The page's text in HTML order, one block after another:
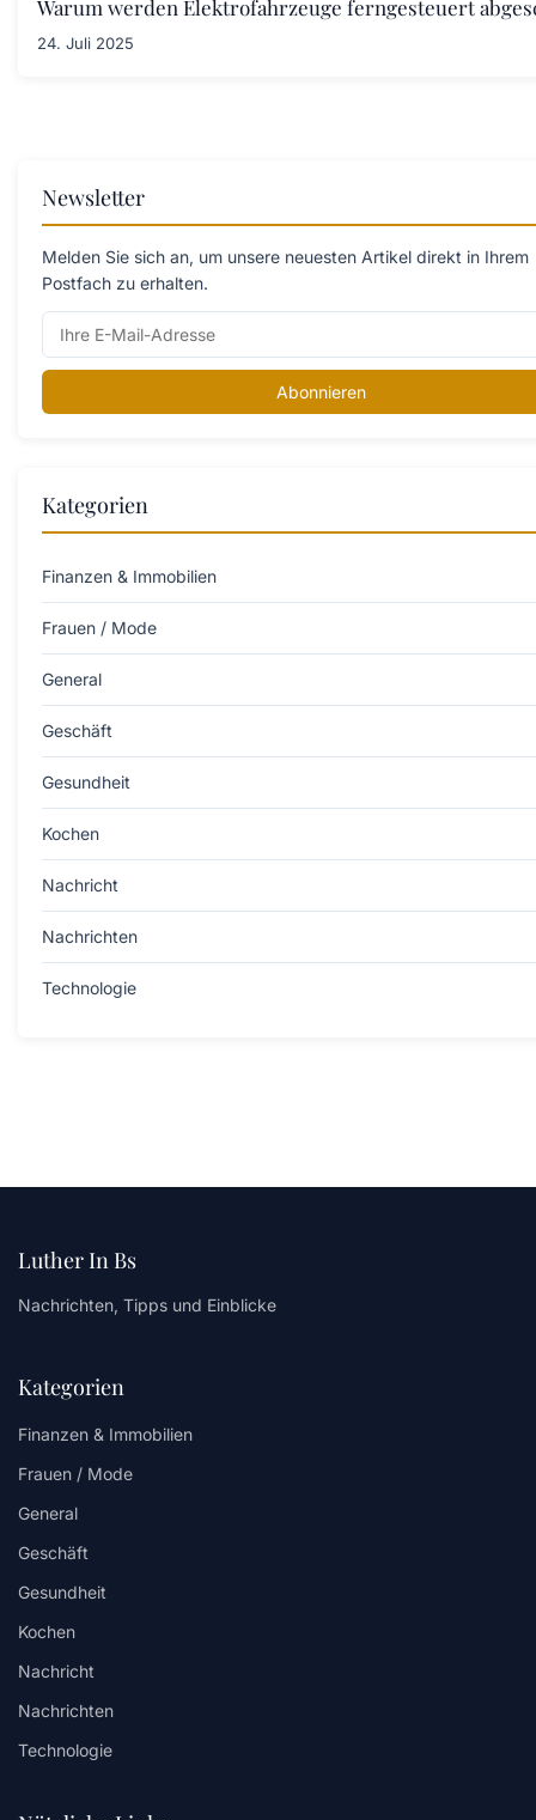
Warum werden Elektrofahrzeuge ferngesteuert
24. Juli 2025
Newsletter
Melden Sie sich an, um unsere neuesten Artikel direkt in Ihrem
Postfach zu erhalten.
Abonnieren
Kategorien
Finanzen & Immobilien
Frauen / Mode
General
Geschäft
Gesundheit
Kochen
Nachricht
Nachrichten
Technologie
Luther In Bs
Nachrichten, Tipps und Einblicke
Kategorien
Finanzen & Immobilien
Frauen / Mode
General
Geschäft
Gesundheit
Kochen
Nachricht
Nachrichten
Technologie